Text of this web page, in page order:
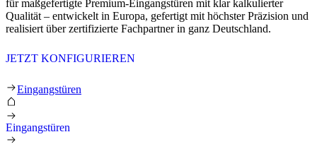
für maßgefertigte Premium-Eingangstüren mit klar kalkulierter
Qualität – entwickelt in Europa, gefertigt mit höchster Präzision und
realisiert über zertifizierte Fachpartner in ganz Deutschland.
JETZT KONFIGURIEREN
Preise von Eingangstüren
Eingangstüren
Eingangstüren